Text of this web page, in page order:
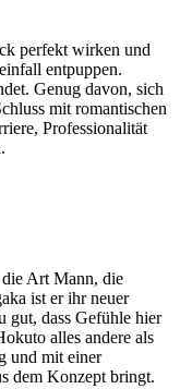
perfekt wirken und
entpuppen.
Genug davon, sich
mit romantischen
Professionalität
Art Mann, die
ist er ihr neuer
gut, dass Gefühle hier
alles andere als
und mit einer
dem Konzept bringt.